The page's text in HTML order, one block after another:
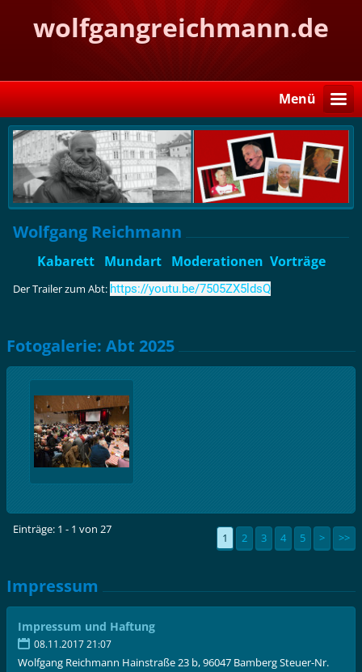
wolfgangreichmann.de
Menü
Wolfgang Reichmann
Kabarett Mundart Moderationen Vorträge
Der Trailer zum Abt: https://youtu.be/7505ZX5ldsQ
Fotogalerie: Abt 2025
Einträge: 1 - 1 von 27
1 2 3 4 5 > >>
Impressum
Impressum und Haftung
08.11.2017 21:07
Wolfgang Reichmann Hainstraße 23 b, 96047 Bamberg Steuer-Nr.